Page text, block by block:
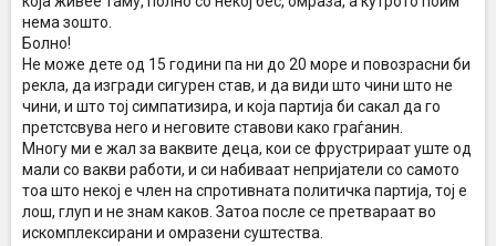
нема зошто.
Болно!
Не може дете од 15 години па ни до 20 море и повозрасни би
рекла, да изгради сигурен став, и да види што чини што не
чини, и што тој симпатизира, и која партија би сакал да го
претстсвува него и неговите ставови како граѓанин.
Многу ми е жал за ваквите деца, кои се фрустрираат уште од
мали со вакви работи, и си набиваат непријатели со самото
тоа што некој е член на спротивната политичка партија, тој е
лош, глуп и не знам каков. Затоа после се претвараат во
искомплексирани и омразени суштества.